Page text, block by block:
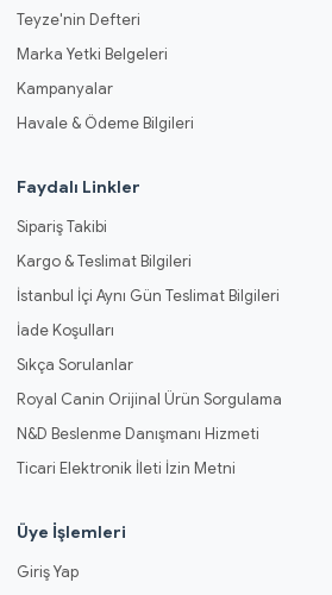
Teyze'nin Defteri
Marka Yetki Belgeleri
Kampanyalar
Havale & Ödeme Bilgileri
Faydalı Linkler
Sipariş Takibi
Kargo & Teslimat Bilgileri
İstanbul İçi Aynı Gün Teslimat Bilgileri
İade Koşulları
Sıkça Sorulanlar
Royal Canin Orijinal Ürün Sorgulama
N&D Beslenme Danışmanı Hizmeti
Ticari Elektronik İleti İzin Metni
Üye İşlemleri
Giriş Yap